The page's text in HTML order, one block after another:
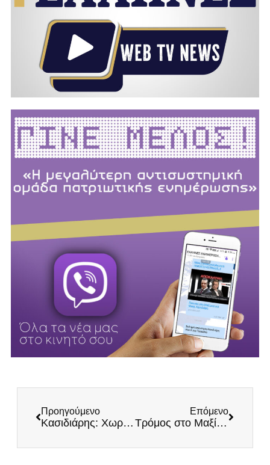
Προηγούμενο
Kασιδιάρης: Χωρίς τους στρατηγικούς πυραύλους SCALP Naval με εμβέλεια 1.400χλμ. η νέα φρεγάτα Belharra
Επόμενο
Τρόμος στο Μαξίμου! Παραπολιτικά: «Σταματήστε τον Κασιδιάρη! Επιχειρεί rebranding, παίρνει όλες τις αντισυστημικές ψήφους!»